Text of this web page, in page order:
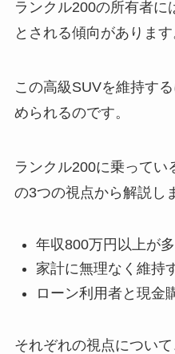
ランクル200の所有者に
とされる傾向があります
この高級SUVを維持す
められるのです。
ランクル200に乗ってい
の3つの視点から解説し
年収800万円以上が
家計に無理なく維持
ローン利用者と現金
それぞれの視点につい